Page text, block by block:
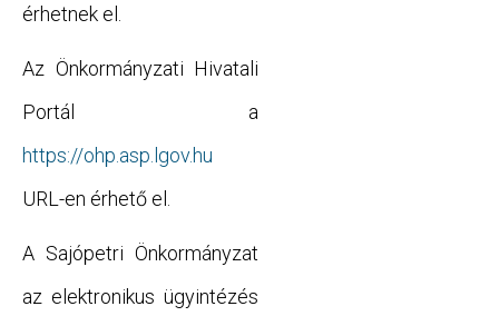
érhetnek el.
Az Önkormányzati Hivatali
Portál a
https://ohp.asp.lgov.hu
URL-en érhető el.
A Sajópetri Önkormányzat
az elektronikus ügyintézés